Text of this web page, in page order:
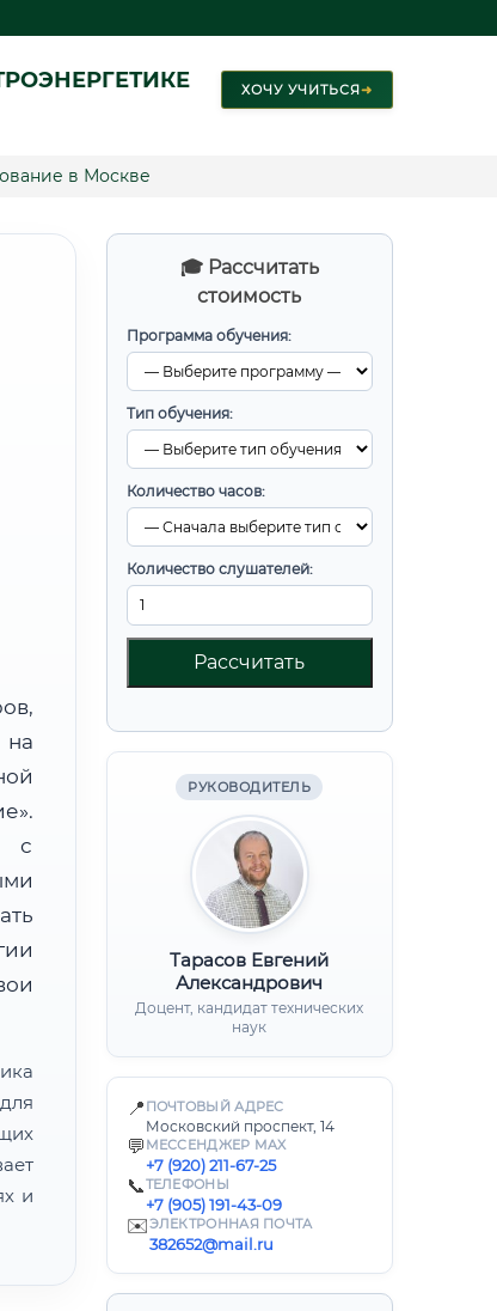
ХОЧУ УЧИТЬСЯ➜
в Москве
🎓 Рассчитать
стоимость
Программа обучения:
Тип обучения:
Количество часов:
Количество слушателей:
Рассчитать
РУКОВОДИТЕЛЬ
Тарасов Евгений
Александрович
Доцент, кандидат технических
наук
📍 ПОЧТОВЫЙ АДРЕС
Московский проспект, 14
💬 МЕССЕНДЖЕР MAX
+7 (920) 211-67-25
📞ТЕЛЕФОНЫ
+7 (905) 191-43-09
✉️ЭЛЕКТРОННАЯ ПОЧТА
382652@mail.ru
на
с
и